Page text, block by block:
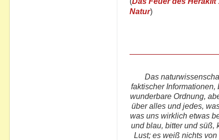
Natur)
Das
faktischer
wunderbare Ordnung,
über alles und jedes,
was uns wirklich etwas
und blau, bitter und süß,
Lust; es weiß nichts